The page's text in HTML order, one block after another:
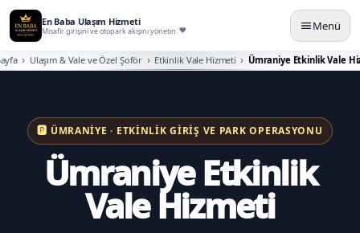
En Baba Ulaşım Hizmeti
Misafir girişini ve otopark akışını yönetin. Menü
Ulaşım & Vale ve Özel Şoför Etkinlik Vale Hizmeti Ümraniye Etkinlik Vale
🅿️ ÜMRANIYE · ETKINLIK GIRIŞ VE PARK OPERASYONU
Ümraniye Etkinlik
Vale Hizmeti